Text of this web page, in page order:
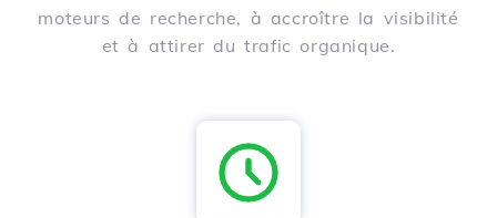
moteurs de recherche, à accroître la visibilité
et à attirer du trafic organique.